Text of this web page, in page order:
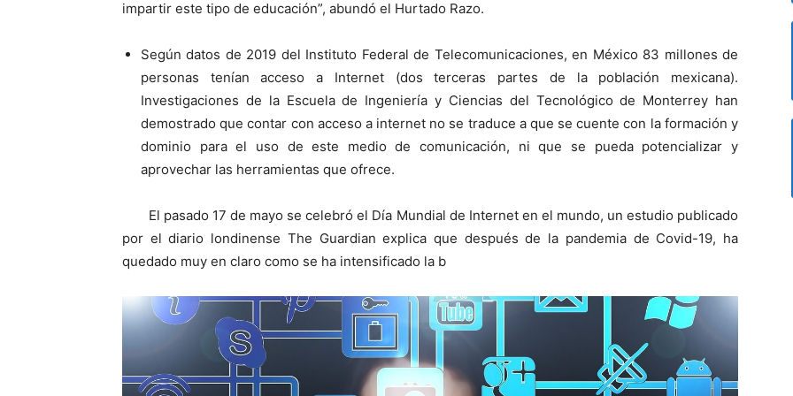
impartir este tipo de educación”, abundó el Hurtado Razo.
Según datos de 2019 del Instituto Federal de Telecomunicaciones, en México 83 millones de
personas tenían acceso a Internet (dos terceras partes de la población mexicana).
Investigaciones de la Escuela de Ingeniería y Ciencias del Tecnológico de Monterrey han
demostrado que contar con acceso a internet no se traduce a que se cuente con la formación y
dominio para el uso de este medio de comunicación, ni que se pueda potencializar y
aprovechar las herramientas que ofrece.
El pasado 17 de mayo se celebró el Día Mundial de Internet en el mundo, un estudio publicado
por el diario londinense The Guardian explica que después de la pandemia de Covid-19, ha
quedado muy en claro como se ha intensificado la b